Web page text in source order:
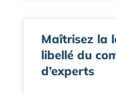
Maîtrisez la
libellé du
d’experts